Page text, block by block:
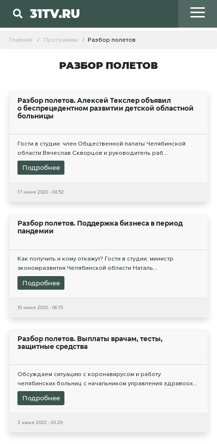
31TV.RU
Главная Программы Разбор полетов
РАЗБОР ПОЛЕТОВ
Разбор полетов. Алексей Текслер объявил
о беспрецедентном развитии детской областной
больницы
Гости в студии: член Общественной палаты Челябинской
области Вячеслав Скворцов и руководитель раб...
Подробнее
17 июня 2020 - 04:52
Разбор полетов. Поддержка бизнеса в период
пандемии
Как получить и кому откажут? Гости в студии: министр
экономразвития Челябинской области Наталь...
Подробнее
10 июня 2020 - 06:15
Разбор полетов. Выплаты врачам, тесты,
защитные средства
Обсуждаем ситуацию с коронавирусом и работу
челябинских больниц с начальником управления здравоох...
Подробнее
3 июня 2020 - 03:29